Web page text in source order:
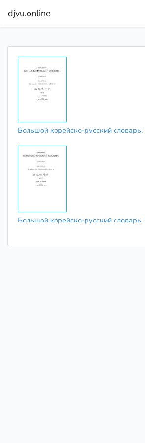
djvu.online
Большой корейско-русский словарь.
Большой корейско-русский словарь.